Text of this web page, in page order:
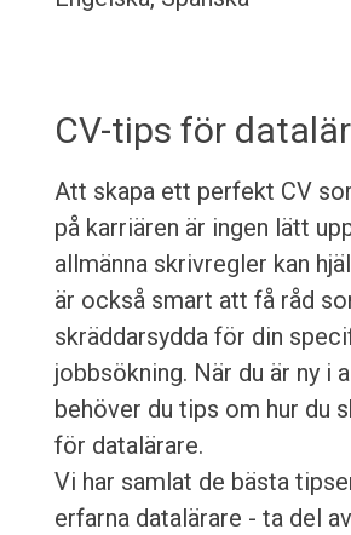
CV-tips för
Att skapa ett perfekt CV
på karriären är ingen lätt
allmänna skrivregler kan
är också smart att få råd
skräddarsydda för din
jobbsökning. När du är ny i
behöver du tips om hur du
för datalärare.
Vi har samlat de bästa
erfarna datalärare - ta del